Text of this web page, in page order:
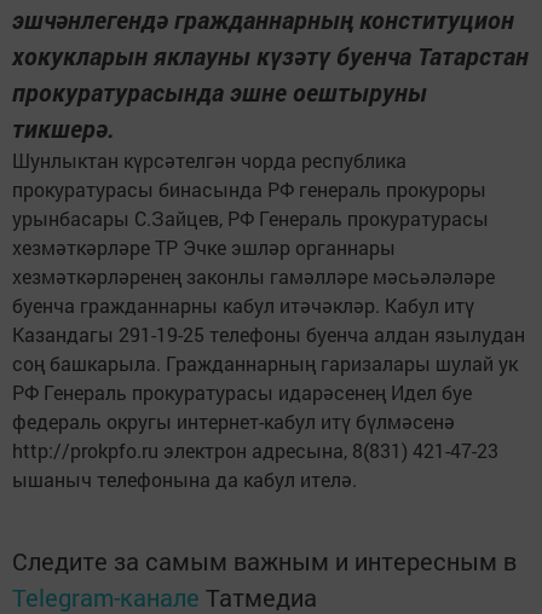
эшчәнлегендә гражданнарның конституцион
хокукларын яклауны күзәтү буенча Татарстан
прокуратурасында эшне оештыруны
тикшерә.
Шунлыктан күрсәтелгән чорда республика
прокуратурасы бинасында РФ генераль прокуроры
урынбасары С.Зайцев, РФ Генераль прокуратурасы
хезмәткәрләре ТР Эчке эшләр органнары
хезмәткәрләренең законлы гамәлләре мәсьәләләре
буенча гражданнарны кабул итәчәкләр. Кабул итү
Казандагы 291-19-25 телефоны буенча алдан язылудан
соң башкарыла. Гражданнарның гаризалары шулай ук
РФ Генераль прокуратурасы идарәсенең Идел буе
федераль округы интернет-кабул итү бүлмәсенә
http://prokpfo.ru электрон адресына, 8(831) 421-47-23
ышаныч телефонына да кабул ителә.
Следите за самым важным и интересным в
Telegram-канале Татмедиа